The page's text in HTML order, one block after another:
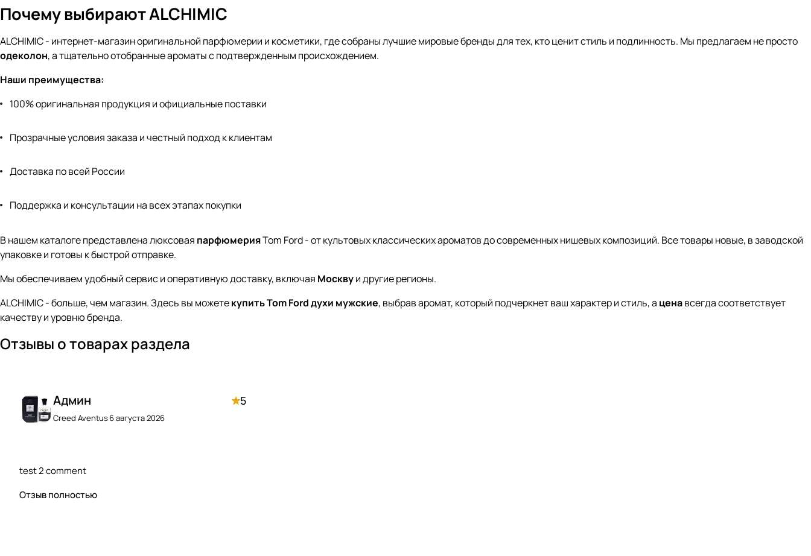
Почему выбирают ALCHIMIC
ALCHIMIC - интернет-магазин оригинальной парфюмерии и косметики, где собраны лучшие мировые бренды для тех, кто ценит стиль и подлинность. Мы предлагаем не просто
одеколон, а тщательно отобранные ароматы с подтвержденным происхождением.
Наши преимущества:
100% оригинальная продукция и официальные поставки
Прозрачные условия заказа и честный подход к клиентам
Доставка по всей России
Поддержка и консультации на всех этапах покупки
В нашем каталоге представлена люксовая парфюмерияTom Ford - от культовых классических ароматов до современных нишевых композиций. Все товары новые, в заводской
упаковке и готовы к быстрой отправке.
Мы обеспечиваем удобный сервис и оперативную доставку, включая Москвуи другие регионы.
ALCHIMIC - больше, чем магазин. Здесь вы можетекупитьTom Ford духи мужские, выбрав аромат, который подчеркнет ваш характер и стиль, а ценавсегда соответствует
качеству и уровню бренда.
Отзывы о товарах раздела
Админ 5
Creed Aventus6 августа 2026
test 2 comment
Отзыв полностью